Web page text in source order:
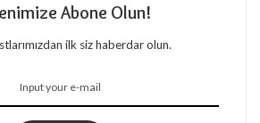
Abone Olun!
ilk siz haberdar olun.